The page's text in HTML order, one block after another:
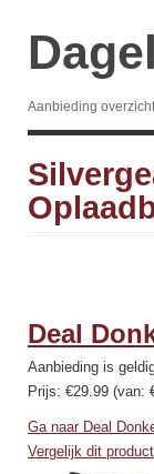
Aanbieding
Deal
Aanbieding is
Prijs: €29.99 (van:
Ga naar Deal
Vergelijk dit product